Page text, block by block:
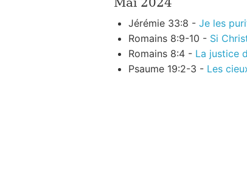
Jérémie 33:8 - Je les
Romains 8:9-10 - Si
Romains 8:4 - La justice
Psaume 19:2-3 - Les